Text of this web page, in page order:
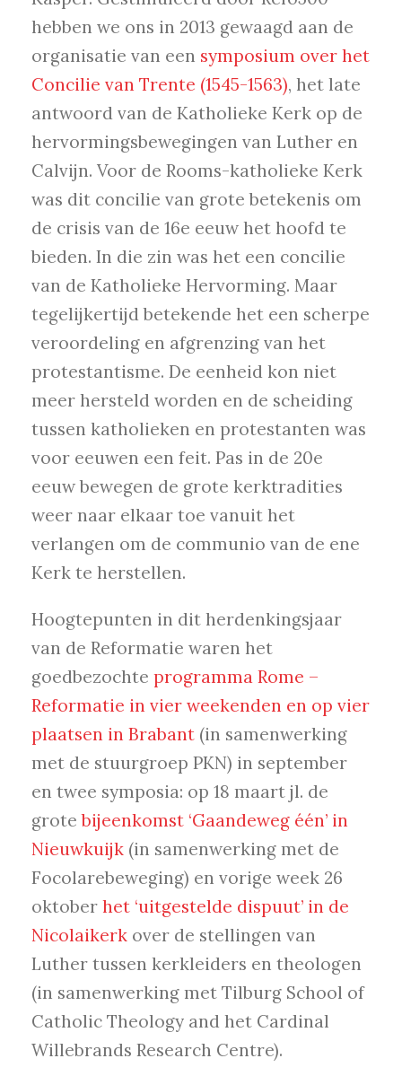
hebben we ons in 2013 gewaagd aan de
organisatie van een symposium over het
Concilie van Trente (1545-1563), het late
antwoord van de Katholieke Kerk op de
hervormingsbewegingen van Luther en
Calvijn. Voor de Rooms-katholieke Kerk
was dit concilie van grote betekenis om
de crisis van de 16e eeuw het hoofd te
bieden. In die zin was het een concilie
van de Katholieke Hervorming. Maar
tegelijkertijd betekende het een scherpe
veroordeling en afgrenzing van het
protestantisme. De eenheid kon niet
meer hersteld worden en de scheiding
tussen katholieken en protestanten was
voor eeuwen een feit. Pas in de 20e
eeuw bewegen de grote kerktradities
weer naar elkaar toe vanuit het
verlangen om de communio van de ene
Kerk te herstellen.
Hoogtepunten in dit herdenkingsjaar
van de Reformatie waren het
goedbezochte programma Rome –
Reformatie in vier weekenden en op vier
plaatsen in Brabant (in samenwerking
met de stuurgroep PKN) in september
en twee symposia: op 18 maart jl. de
grotebijeenkomst ‘Gaandeweg één’ in
Nieuwkuijk (in samenwerking met de
Focolarebeweging) en vorige week 26
oktober het ‘uitgestelde dispuut’ in de
Nicolaikerk over de stellingen van
Luther tussen kerkleiders en theologen
(in samenwerking met Tilburg School of
Catholic Theology and het Cardinal
Willebrands Research Centre).